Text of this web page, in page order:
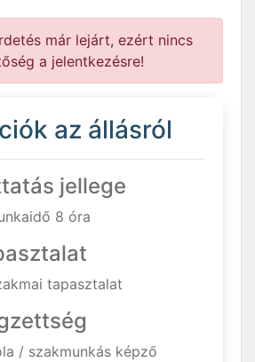
már lejárt, ezért nincs
a jelentkezésre!
az állásról
jellege
8 óra
tapasztalat
/ szakmunkás képző